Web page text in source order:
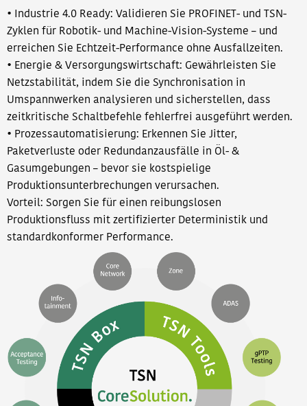
• Industrie 4.0 Ready: Validieren Sie PROFINET- und TSN-
Zyklen für Robotik- und Machine-Vision-Systeme – und
erreichen Sie Echtzeit-Performance ohne Ausfallzeiten.
• Energie & Versorgungswirtschaft: Gewährleisten Sie
Netzstabilität, indem Sie die Synchronisation in
Umspannwerken analysieren und sicherstellen, dass
zeitkritische Schaltbefehle fehlerfrei ausgeführt werden.
• Prozessautomatisierung: Erkennen Sie Jitter,
Paketverluste oder Redundanzausfälle in Öl- &
Gasumgebungen – bevor sie kostspielige
Produktionsunterbrechungen verursachen.
Vorteil: Sorgen Sie für einen reibungslosen
Produktionsfluss mit zertifizierter Deterministik und
standardkonformer Performance.